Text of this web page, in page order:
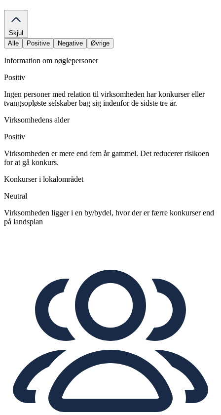
Skjul
Alle
Positive Negative Øvrige
Information om nøglepersoner
Positiv
Ingen personer med relation til virksomheden har konkurser eller
tvangsopløste selskaber bag sig indenfor de sidste tre år.
Virksomhedens alder
Positiv
Virksomheden er mere end fem år gammel. Det reducerer risikoen
for at gå konkurs.
Konkurser i lokalområdet
Neutral
Virksomheden ligger i en by/bydel, hvor der er færre konkurser end
på landsplan